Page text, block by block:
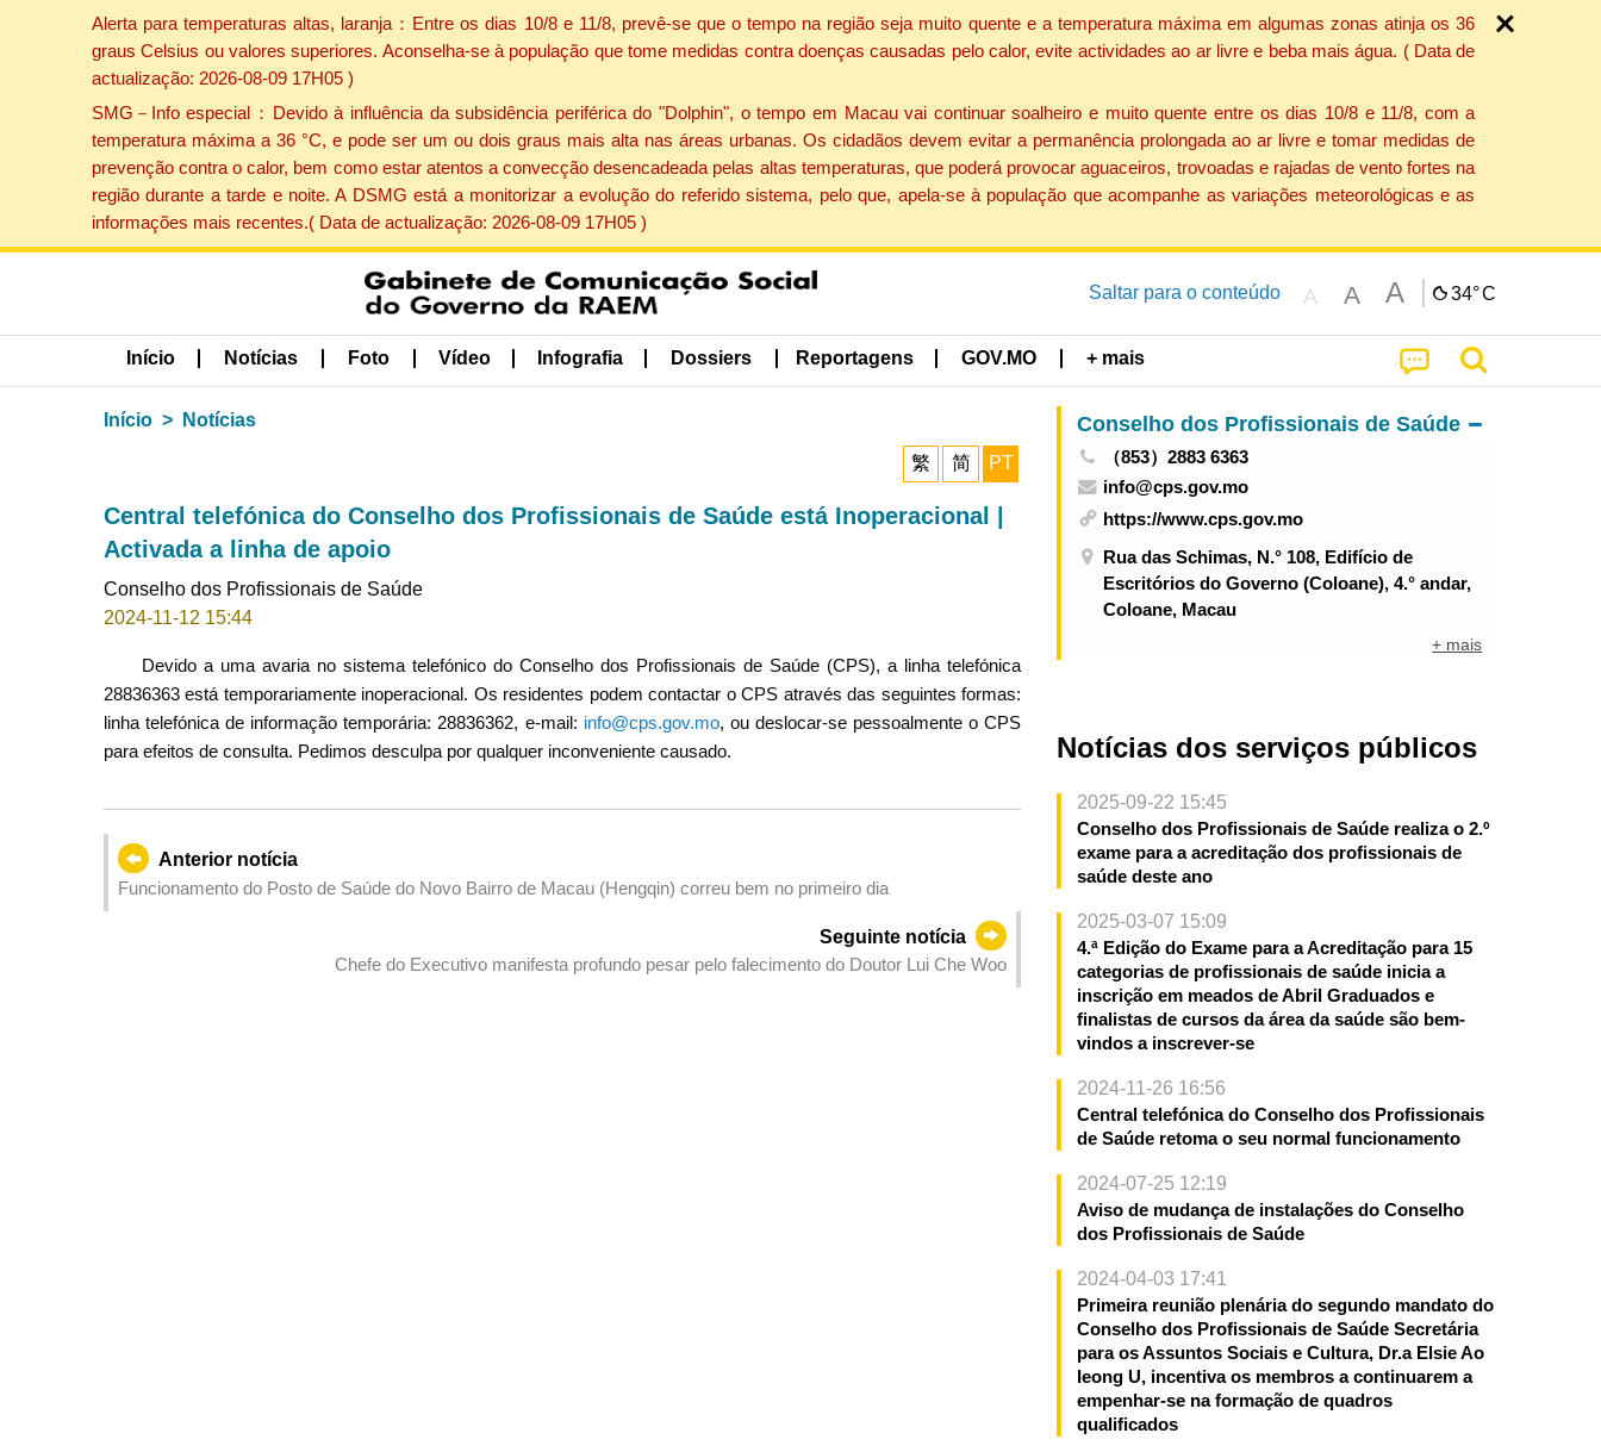
Alerta para temperaturas altas, laranja：Entre os dias 10/8 e 11/8, prevê-se que o tempo na região seja muito quente e a temperatura máxima em algumas zonas atinja os 36
graus Celsius ou valores superiores. Aconselha-se à população que tome medidas contra doenças causadas pelo calor, evite actividades ao ar livre e beba mais água. ( Data de
actualização: 2026-08-09 17H05 )
SMG－Info especial：Devido à influência da subsidência periférica do "Dolphin", o tempo em Macau vai continuar soalheiro e muito quente entre os dias 10/8 e 11/8, com a
temperatura máxima a 36 °C, e pode ser um ou dois graus mais alta nas áreas urbanas. Os cidadãos devem evitar a permanência prolongada ao ar livre e tomar medidas de
prevenção contra o calor, bem como estar atentos a convecção desencadeada pelas altas temperaturas, que poderá provocar aguaceiros, trovoadas e rajadas de vento fortes na
região durante a tarde e noite. A DSMG está a monitorizar a evolução do referido sistema, pelo que, apela-se à população que acompanhe as variações meteorológicas e as
informações mais recentes.( Data de actualização: 2026-08-09 17H05 )
Saltar para o conteúdo A A A 34°C
Início Notícias Foto Vídeo Infografia Dossiers Reportagens GOV.MO + mais
Início Notícias
繁 简 PT
Central telefónica do Conselho dos Profissionais de Saúde está Inoperacional |
Activada a linha de apoio
Conselho dos Profissionais de Saúde
2024-11-12 15:44
Devido a uma avaria no sistema telefónico do Conselho dos Profissionais de Saúde (CPS), a linha telefónica
28836363 está temporariamente inoperacional. Os residentes podem contactar o CPS através das seguintes formas:
linha telefónica de informação temporária: 28836362, e-mail: info@cps.gov.mo, ou deslocar-se pessoalmente o CPS
para efeitos de consulta. Pedimos desculpa por qualquer inconveniente causado.
Anterior notícia
Funcionamento do Posto de Saúde do Novo Bairro de Macau (Hengqin) correu bem no primeiro dia
Seguinte notícia
Chefe do Executivo manifesta profundo pesar pelo falecimento do Doutor Lui Che Woo
Conselho dos Profissionais de Saúde
（853）2883 6363
info@cps.gov.mo
https://www.cps.gov.mo
Rua das Schimas, N.° 108, Edifício de
Escritórios do Governo (Coloane), 4.° andar,
Coloane, Macau
+ mais
Notícias dos serviços públicos
2025-09-22 15:45
Conselho dos Profissionais de Saúde realiza o 2.º
exame para a acreditação dos profissionais de
saúde deste ano
2025-03-07 15:09
4.ª Edição do Exame para a Acreditação para 15
categorias de profissionais de saúde inicia a
inscrição em meados de Abril Graduados e
finalistas de cursos da área da saúde são bem-
vindos a inscrever-se
2024-11-26 16:56
Central telefónica do Conselho dos Profissionais
de Saúde retoma o seu normal funcionamento
2024-07-25 12:19
Aviso de mudança de instalações do Conselho
dos Profissionais de Saúde
2024-04-03 17:41
Primeira reunião plenária do segundo mandato do
Conselho dos Profissionais de Saúde Secretária
para os Assuntos Sociais e Cultura, Dr.a Elsie Ao
Ieong U, incentiva os membros a continuarem a
empenhar-se na formação de quadros
qualificados